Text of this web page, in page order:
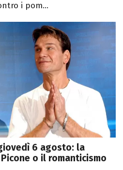
i pom...
6 agosto: la
o il romanticismo